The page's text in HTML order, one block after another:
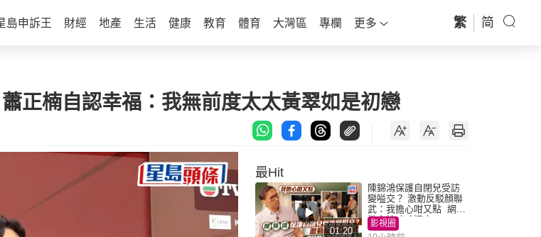
島申訴王 財經 地產 生活 健康 教育 體育 大灣區 專欄 更多 繁 简
正楠自認幸福：我無前度太太黃翠如是初戀
最Hit
01:20
陳錦鴻保護自閉兒受訪
變嗌交？ 激動反駁顏聯
武：我擔心咁又點 網民
批主持咄咄逼人
影視圈